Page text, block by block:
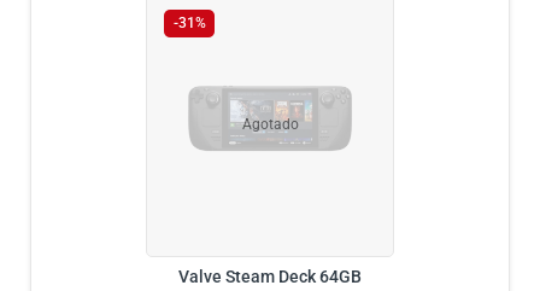
-31%
Agotado
Valve Steam Deck 64GB